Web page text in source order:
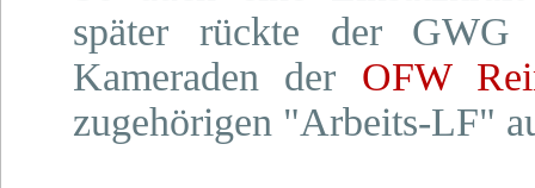
später rückte der
Kameraden der OFW
zugehörigen "Arbeits-LF"